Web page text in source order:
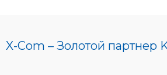
X-Com – Золотой партнер